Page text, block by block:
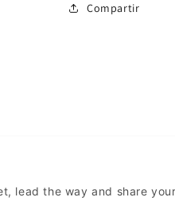
Compartir
lead the way and share